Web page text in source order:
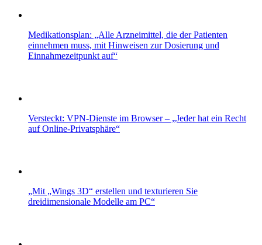
Medikationsplan: „Alle Arzneimittel, die der Patienten
einnehmen muss, mit Hinweisen zur Dosierung und
Einnahmezeitpunkt auf“
Versteckt: VPN-Dienste im Browser – „Jeder hat ein Recht
auf Online-Privatsphäre“
„Mit „Wings 3D“ erstellen und texturieren Sie
dreidimensionale Modelle am PC“